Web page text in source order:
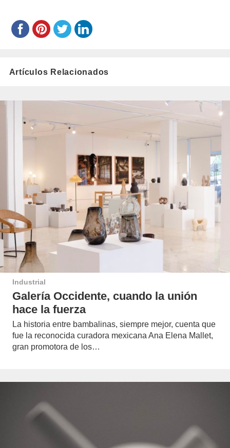
Artículos Relacionados
Industrial
Galería Occidente, cuando la unión
hace la fuerza
La historia entre bambalinas, siempre mejor, cuenta que
fue la reconocida curadora mexicana Ana Elena Mallet,
gran promotora de los…